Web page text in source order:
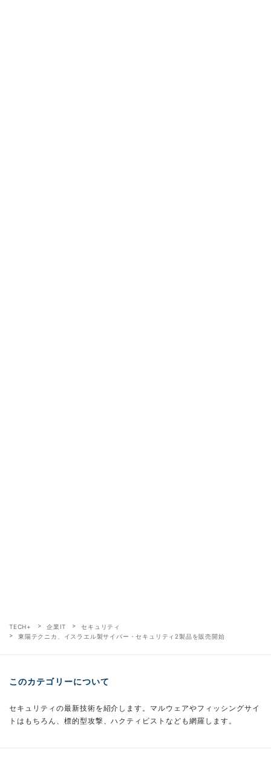
TECH+ 企業IT
セキュリティ
東陽テクニカ、イスラエル製サイバー・セキュリティ2製品を販売開始
このカテゴリーについて
セキュリティの最新技術を紹介します。マルウェアやフィッシングサイ
トはもちろん、標的型攻撃、ハクティビストなども網羅します。